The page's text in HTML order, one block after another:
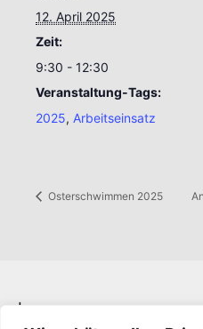
12. April 2025
Zeit:
9:30 - 12:30
Veranstaltung-Tags:
2025, Arbeitseinsatz
Osterschwimmen 2025
Impressum